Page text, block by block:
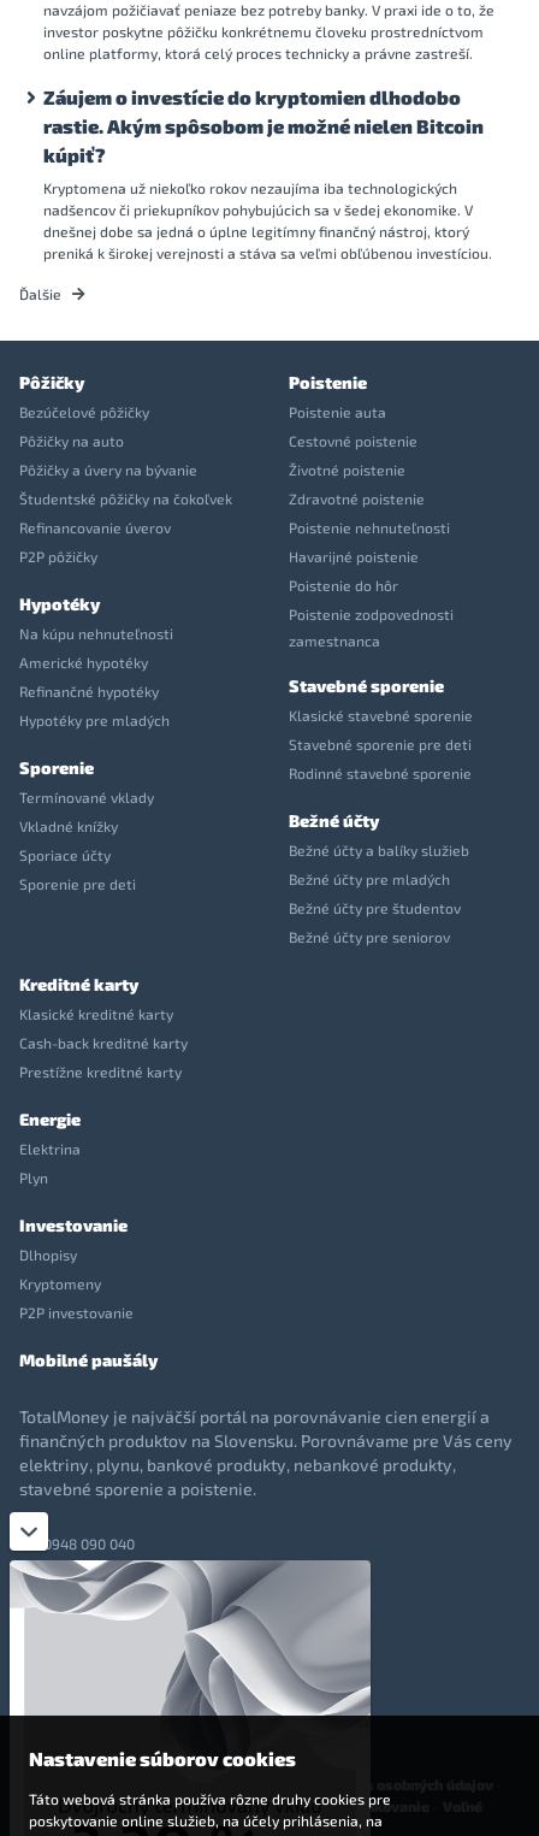
navzájom požičiavať peniaze bez potreby banky. V praxi ide o to, že
investor poskytne pôžičku konkrétnemu človeku prostredníctvom
online platformy, ktorá celý proces technicky a právne zastreší.
Záujem o investície do kryptomien dlhodobo
rastie. Akým spôsobom je možné nielen Bitcoin
kúpiť?
Kryptomena už niekoľko rokov nezaujíma iba technologických
nadšencov či priekupníkov pohybujúcich sa v šedej ekonomike. V
dnešnej dobe sa jedná o úplne legitímny finančný nástroj, ktorý
preniká k širokej verejnosti a stáva sa veľmi obľúbenou investíciou.
Ďalšie
Pôžičky
Bezúčelové pôžičky
Pôžičky na auto
Pôžičky a úvery na bývanie
Študentské pôžičky na čokoľvek
Refinancovanie úverov
P2P pôžičky
Hypotéky
Na kúpu nehnuteľnosti
Americké hypotéky
Refinančné hypotéky
Hypotéky pre mladých
Sporenie
Termínované vklady
Vkladné knížky
Sporiace účty
Sporenie pre deti
Poistenie
Poistenie auta
Cestovné poistenie
Životné poistenie
Zdravotné poistenie
Poistenie nehnuteľnosti
Havarijné poistenie
Poistenie do hôr
Poistenie zodpovednosti
zamestnanca
Stavebné sporenie
Klasické stavebné sporenie
Stavebné sporenie pre deti
Rodinné stavebné sporenie
Bežné účty
Bežné účty a balíky služieb
Bežné účty pre mladých
Bežné účty pre študentov
Bežné účty pre seniorov
Kreditné karty
Klasické kreditné karty
Cash-back kreditné karty
Prestížne kreditné karty
Energie
Elektrina
Plyn
Investovanie
Dlhopisy
Kryptomeny
P2P investovanie
Mobilné paušály
TotalMoney je najväčší portál na porovnávanie cien energií a
finančných produktov na Slovensku. Porovnávame pre Vás ceny
elektriny, plynu, bankové produkty, nebankové produkty,
stavebné sporenie a poistenie.
0948 090 040
+421 948 090 051
info@totalmoney.sk
Levočská 866, Poprad, 058 01
Cookies-Nastavenia cookies -Finančné sprostredkovanie
pracovné miesta
Nastavenie súborov cookies
Táto webová stránka používa rôzne druhy cookies pre
poskytovanie online služieb, na účely prihlásenia, na